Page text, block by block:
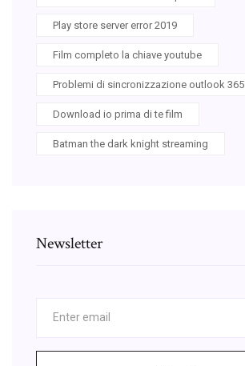
Play store server error 2019
Film completo la chiave youtube
Problemi di sincronizzazione outlook 365
Download io prima di te film
Batman the dark knight streaming
Newsletter